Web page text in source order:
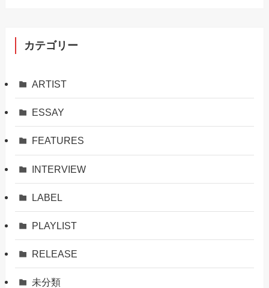
カテゴリー
ARTIST
ESSAY
FEATURES
INTERVIEW
LABEL
PLAYLIST
RELEASE
未分類